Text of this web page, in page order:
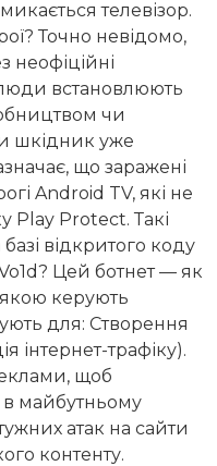
телевізор.
Точно невідомо,
неофіційні
встановлюють
чи
шкідник уже
що заражені
Android TV, які не
Play Protect. Такі
відкритого коду
Цей ботнет — як
керують
для: Створення
інтернет-трафіку).
щоб
майбутньому
атак на сайти
контенту.